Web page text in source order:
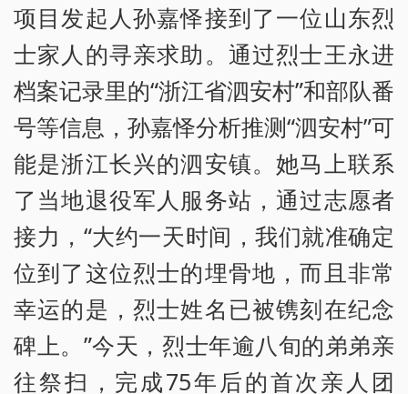
项目发起人孙嘉怿接到了一位山东烈
士家人的寻亲求助。通过烈士王永进
档案记录里的“浙江省泗安村”和部队番
号等信息，孙嘉怿分析推测“泗安村”可
能是浙江长兴的泗安镇。她马上联系
了当地退役军人服务站，通过志愿者
接力，“大约一天时间，我们就准确定
位到了这位烈士的埋骨地，而且非常
幸运的是，烈士姓名已被镌刻在纪念
碑上。”今天，烈士年逾八旬的弟弟亲
往祭扫，完成75年后的首次亲人团